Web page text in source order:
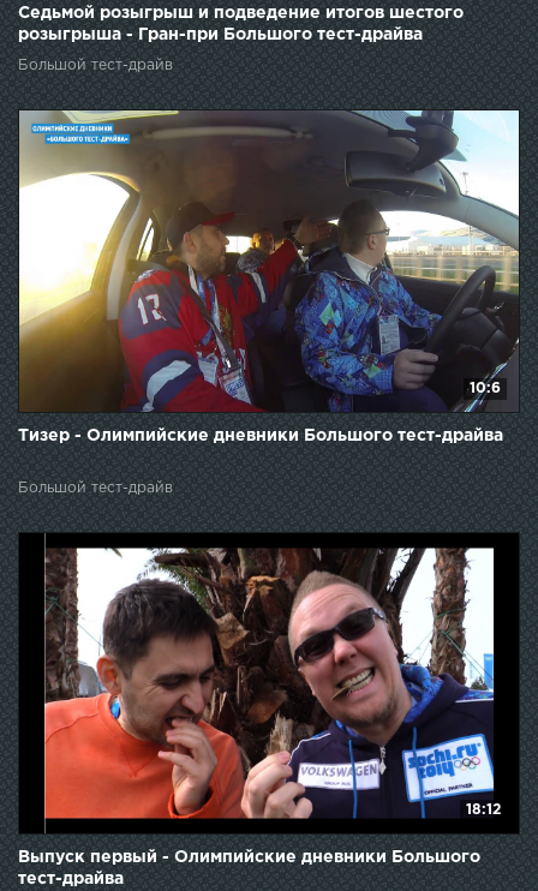
Седьмой розыгрыш и подведение итогов шестого
розыгрыша - Гран-при Большого тест-драйва
Большой тест-драйв
10:6
Тизер - Олимпийские дневники Большого тест-драйва
Большой тест-драйв
18:12
Выпуск первый - Олимпийские дневники Большого
тест-драйва